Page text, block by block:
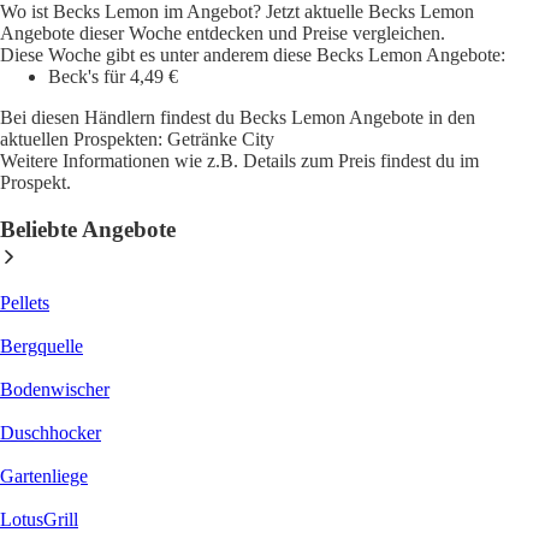
Wo ist Becks Lemon im Angebot? Jetzt aktuelle Becks Lemon
Angebote dieser Woche entdecken und Preise vergleichen.
Diese Woche gibt es unter anderem diese Becks Lemon Angebote:
Beck's für 4,49 €
Bei diesen Händlern findest du Becks Lemon Angebote in den
aktuellen Prospekten: Getränke City
Weitere Informationen wie z.B. Details zum Preis findest du im
Prospekt.
Beliebte Angebote
Pellets
Bergquelle
Bodenwischer
Duschhocker
Gartenliege
LotusGrill